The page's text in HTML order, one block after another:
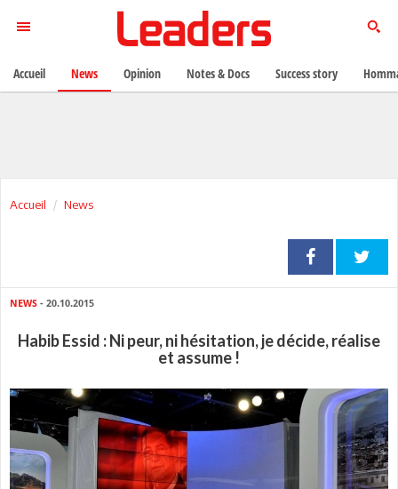
Accueil News
NEWS - 20.10.2015
Habib Essid : Ni peur, ni hésitation, je décide, réalise
et assume !
Accueil News Opinion Notes & Docs Success story